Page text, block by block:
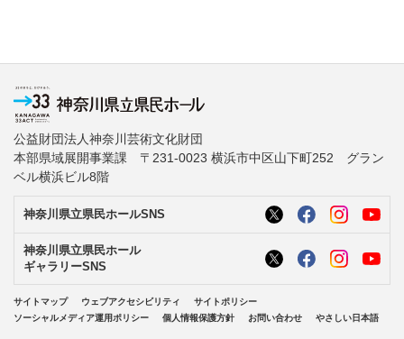
公益財団法人神奈川芸術文化財団
本部県域展開事業課 〒231-0023 横浜市中区山下町252 グラン
ベル横浜ビル8階
神奈川県立県民ホールSNS
神奈川県立県民ホール
ギャラリーSNS
サイトマップ ウェブアクセシビリティ
サイトポリシー
ソーシャルメディア運用ポリシー
個人情報保護方針 お問い合わせ やさしい日本語